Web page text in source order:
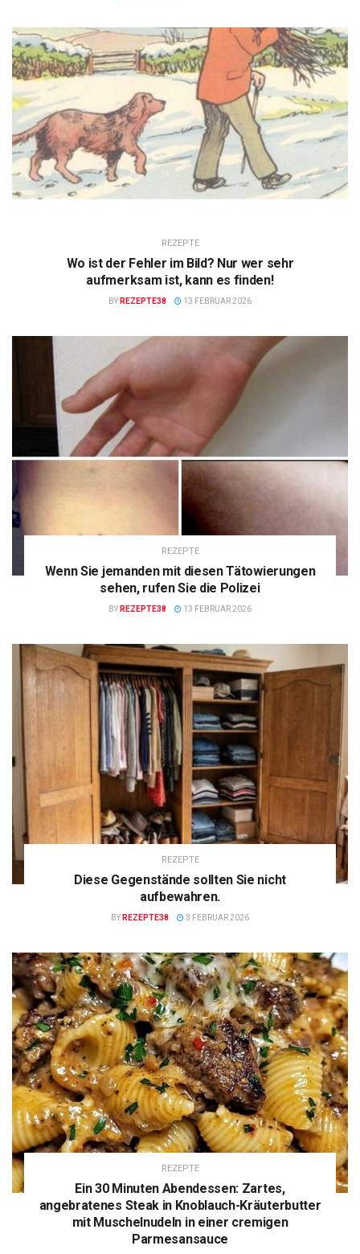
REZEPTE
Wo ist der Fehler im Bild? Nur wer sehr
aufmerksam ist, kann es finden!
BY REZEPTE38 13 FEBRUAR 2026
REZEPTE
Wenn Sie jemanden mit diesen Tätowierungen
sehen, rufen Sie die Polizei
BY REZEPTE38 13 FEBRUAR 2026
REZEPTE
Diese Gegenstände sollten Sie nicht
aufbewahren.
BY REZEPTE38 3 FEBRUAR 2026
REZEPTE
Ein 30 Minuten Abendessen: Zartes,
angebratenes Steak in Knoblauch-Kräuterbutter
mit Muschelnudeln in einer cremigen
Parmesansauce